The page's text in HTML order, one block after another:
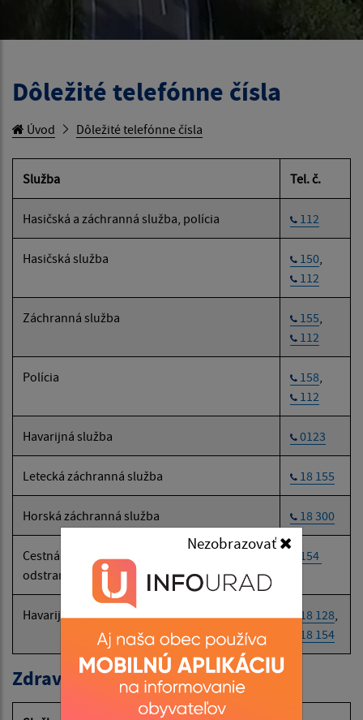
Nezobrazovať
Dôležité telefónne čísla
Úvod Dôležité telefónne čísla
Služba Tel. č.
Hasičská a záchranná služba, polícia 112
Hasičská služba 150
112
Záchranná služba 155
112
Polícia 158
112
Havarijná služba 0123
Letecká záchranná služba 18 155
Horská záchranná služba 18 300
Cestná záchranná služba (SČK):
odstraňovanie následkov dopravných nehôd
154
Havarijná a núdzová služba pre motoristov 18 128
18 154
Zdravotné poisťovne